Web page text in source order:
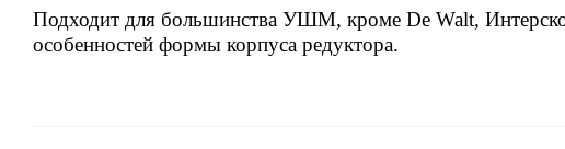
Подходит для большинства УШМ, кроме De Walt,
особенностей формы корпуса редуктора.